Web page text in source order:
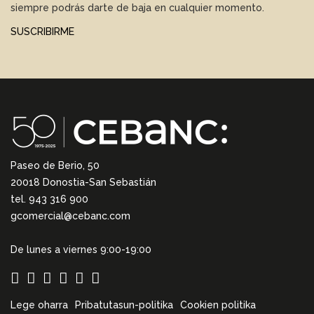
siempre podrás darte de baja en cualquier momento.
SUSCRIBIRME
Paseo de Berio, 50
20018 Donostia-San Sebastián
tel. 943 316 900
gcomercial@cebanc.com
De lunes a viernes 9:00-19:00
Lege oharra Pribatutasun-politika
Cookien politika